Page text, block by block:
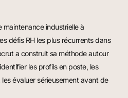
industrielle à
défis RH les plus récurrents dans
a construit sa méthode autour
les profils en poste, les
évaluer sérieusement avant de